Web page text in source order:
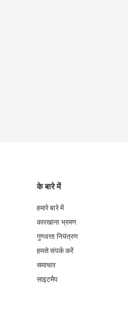
के बारे में
हमारे बारे में
कारखाना भ्रमण
गुणवत्ता नियंत्रण
हमसे संपर्क करें
समाचार
साइटमैप